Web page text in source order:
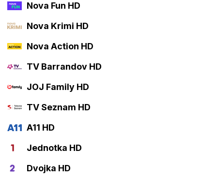
Nova Fun HD
Nova Krimi HD
Nova Action HD
TV Barrandov HD
JOJ Family HD
TV Seznam HD
A11 HD
Jednotka HD
Dvojka HD